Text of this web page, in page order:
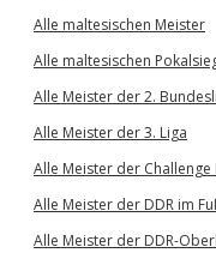
Alle maltesischen Meister
Alle maltesischen
Alle Meister der 2.
Alle Meister der 3. Liga
Alle Meister der Challenge
Alle Meister der DDR im
Alle Meister der DDR-